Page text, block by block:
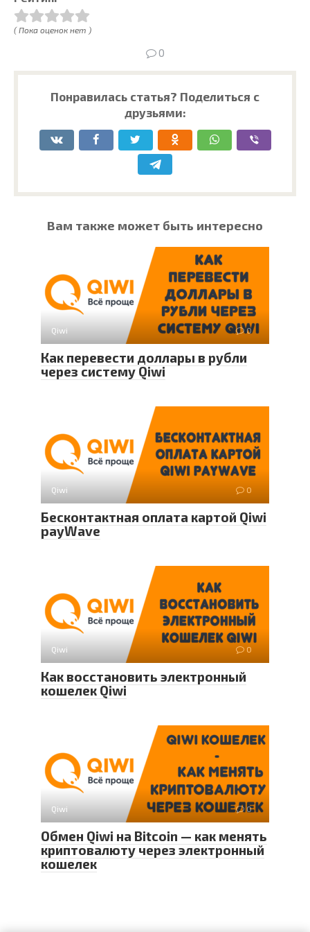
( Пока оценок нет )
0
Понравилась статья? Поделиться с
друзьями:
Вам также может быть интересно
Qiwi 0
Как перевести доллары в рубли
через систему Qiwi
Qiwi 0
Бесконтактная оплата картой Qiwi
payWave
Qiwi 0
Как восстановить электронный
кошелек Qiwi
Qiwi 0
Обмен Qiwi на Bitcoin — как менять
криптовалюту через электронный
кошелек